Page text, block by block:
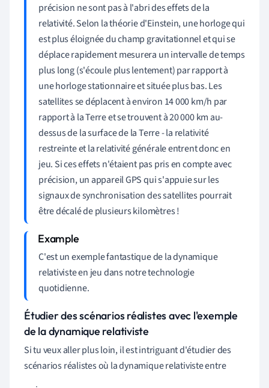
précision ne sont pas à l'abri des effets de la
relativité. Selon la théorie d'Einstein, une horloge qui
est plus éloignée du champ gravitationnel et qui se
déplace rapidement mesurera un intervalle de temps
plus long (s'écoule plus lentement) par rapport à
une horloge stationnaire et située plus bas. Les
satellites se déplacent à environ 14 000 km/h par
rapport à la Terre et se trouvent à 20 000 km au-
dessus de la surface de la Terre - la relativité
restreinte et la relativité générale entrent donc en
jeu. Si ces effets n'étaient pas pris en compte avec
précision, un appareil GPS qui s'appuie sur les
signaux de synchronisation des satellites pourrait
être décalé de plusieurs kilomètres !
C'est un exemple fantastique de la dynamique
relativiste en jeu dans notre technologie
quotidienne.
Étudier des scénarios réalistes avec l'exemple
de la dynamique relativiste
Si tu veux aller plus loin, il est intriguant d'étudier des
scénarios réalistes où la dynamique relativiste entre